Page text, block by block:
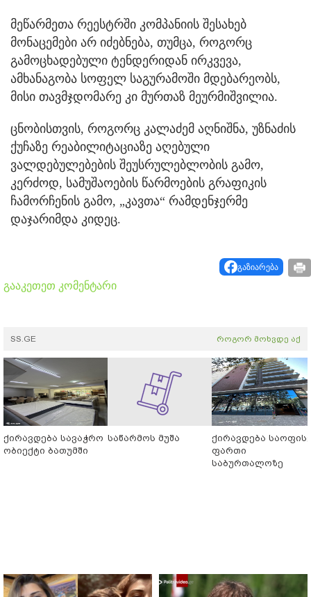
მეწარმეთა რეესტრში კომპანიის შესახებ
მონაცემები არ იძებნება, თუმცა, როგორც
გამოცხადებული ტენდერიდან ირკვევა,
ამხანაგობა სოფელ საგურამოში მდებარეობს,
მისი თავმჯდომარე კი მურთაზ მეურმიშვილია.
ცნობისთვის, როგორც კალაძემ აღნიშნა, უზნაძის
ქუჩაზე რეაბილიტაციაზე აღებული
ვალდებულებების შეუსრულებლობის გამო,
კერძოდ, სამუშაოების წარმოების გრაფიკის
ჩამორჩენის გამო, „კავთა“ რამდენჯერმე
დაჯარიმდა კიდეც.
გაზიარება
გააკეთეთ კომენტარი
SS.GE როგორ მოხვდე აქ
ქირავდება სავაჭრო
ობიექტი ბათუმში
საწარმოს მუშა
ქირავდება
ფართი
საბურთალოზე